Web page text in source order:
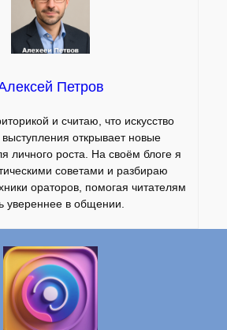
Петров
и считаю, что искусство
выступления открывает новые
личного роста. На своём блоге я
советами и разбираю
ораторов, помогая читателям
увереннее в общении.